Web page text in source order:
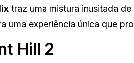
traz uma mistura inusitada
uma experiência única que
Hill 2